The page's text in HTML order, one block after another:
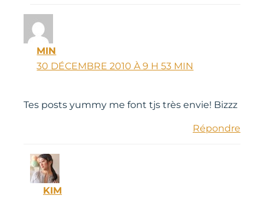
MIN
30 DÉCEMBRE 2010 À 9 H 53 MIN
Tes posts yummy me font tjs très envie! Bizzz
Répondre
KIM